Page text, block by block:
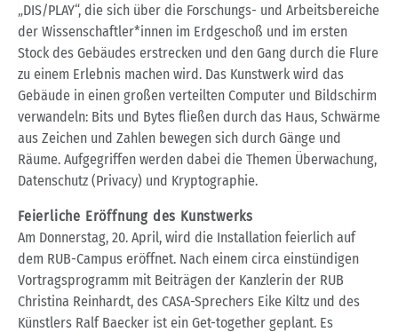
„DIS/PLAY“, die sich über die Forschungs- und Arbeitsbereiche
der Wissenschaftler*innen im Erdgeschoß und im ersten
Stock des Gebäudes erstrecken und den Gang durch die Flure
zu einem Erlebnis machen wird. Das Kunstwerk wird das
Gebäude in einen großen verteilten Computer und Bildschirm
verwandeln: Bits und Bytes fließen durch das Haus, Schwärme
aus Zeichen und Zahlen bewegen sich durch Gänge und
Räume. Aufgegriffen werden dabei die Themen Überwachung,
Datenschutz (Privacy) und Kryptographie.
Feierliche Eröffnung des Kunstwerks
Am Donnerstag, 20. April, wird die Installation feierlich auf
dem RUB-Campus eröffnet. Nach einem circa einstündigen
Vortragsprogramm mit Beiträgen der Kanzlerin der RUB
Christina Reinhardt, des CASA-Sprechers Eike Kiltz und des
Künstlers Ralf Baecker ist ein Get-together geplant. Es